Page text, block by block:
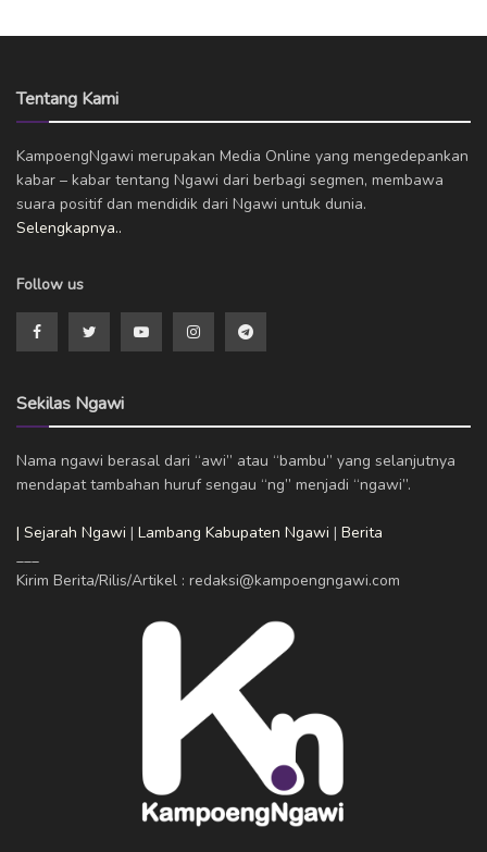
Tentang Kami
KampoengNgawi merupakan Media Online yang mengedepankan
kabar – kabar tentang Ngawi dari berbagi segmen, membawa
suara positif dan mendidik dari Ngawi untuk dunia.
Selengkapnya..
Follow us
Sekilas Ngawi
Nama ngawi berasal dari “awi” atau “bambu” yang selanjutnya
mendapat tambahan huruf sengau “ng” menjadi “ngawi”.
| Sejarah Ngawi | Lambang Kabupaten Ngawi | Berita
Kirim Berita/Rilis/Artikel : redaksi@kampoengngawi.com